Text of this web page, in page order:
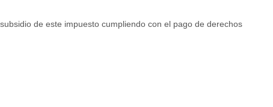
de este impuesto cumpliendo con el pago de derechos